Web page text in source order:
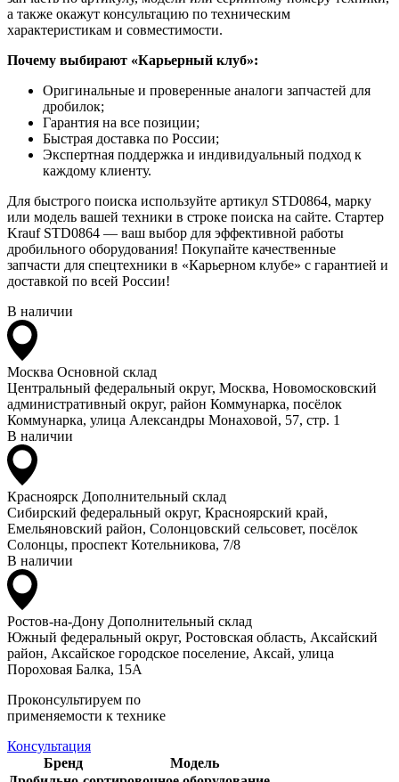
а также окажут консультацию по техническим
характеристикам и совместимости.
Почему выбирают «Карьерный клуб»:
Оригинальные и проверенные аналоги запчастей для
дробилок;
Гарантия на все позиции;
Быстрая доставка по России;
Экспертная поддержка и индивидуальный подход к
каждому клиенту.
Для быстрого поиска используйте артикул STD0864, марку
или модель вашей техники в строке поиска на сайте. Стартер
Krauf STD0864 — ваш выбор для эффективной работы
дробильного оборудования! Покупайте качественные
запчасти для спецтехники в «Карьерном клубе» с гарантией и
доставкой по всей России!
В наличии
Москва Основной склад
Центральный федеральный округ, Москва, Новомосковский
административный округ, район Коммунарка, посёлок
Коммунарка, улица Александры Монаховой, 57, стр. 1
В наличии
Красноярск Дополнительный склад
Сибирский федеральный округ, Красноярский край,
Емельяновский район, Солонцовский сельсовет, посёлок
Солонцы, проспект Котельникова, 7/8
В наличии
Ростов-на-Дону Дополнительный склад
Южный федеральный округ, Ростовская область, Аксайский
район, Аксайское городское поселение, Аксай, улица
Пороховая Балка, 15А
Проконсультируем по
применяемости к технике
Консультация
Бренд
Модель